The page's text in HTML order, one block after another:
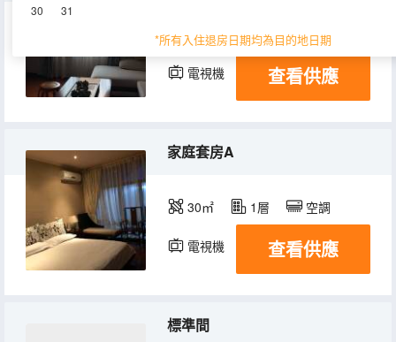
30 31
*所有入住退房日期均為目的地日期
100㎡ 1層 空調
電視機 查看供應
家庭套房A
30㎡ 1層 空調
電視機 查看供應
標準間